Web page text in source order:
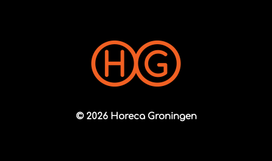
© 2026 Horeca Groningen